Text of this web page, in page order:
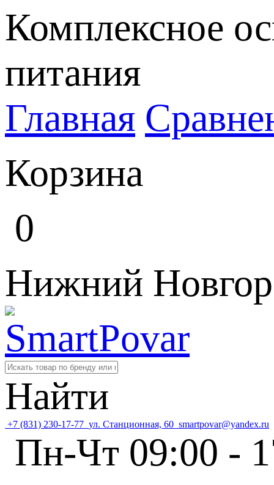
Комплексное
питания
Главная
Корзина
0
Нижний
Найти
+7 (831) 230-17-77 ул. Станционная, 60 smartpovar@yandex.ru
Пн-Чт 09:00 -